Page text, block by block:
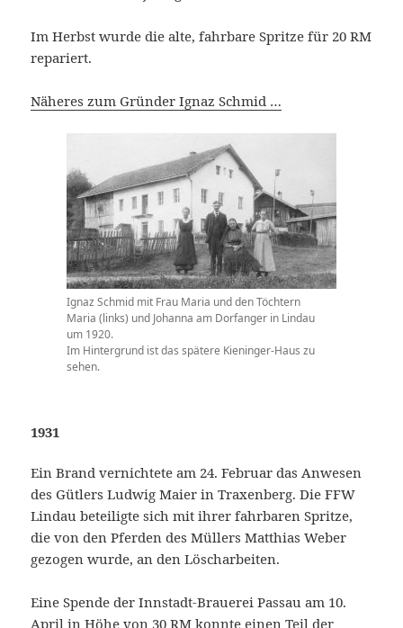
Im Herbst wurde die alte, fahrbare Spritze für 20 RM
repariert.
Näheres zum Gründer Ignaz Schmid …
Ignaz Schmid mit Frau Maria und den Töchtern
Maria (links) und Johanna am Dorfanger in Lindau
um 1920.
Im Hintergrund ist das spätere Kieninger-Haus zu
sehen.
1931
Ein Brand vernichtete am 24. Februar das Anwesen
des Gütlers Ludwig Maier in Traxenberg. Die FFW
Lindau beteiligte sich mit ihrer fahrbaren Spritze,
die von den Pferden des Müllers Matthias Weber
gezogen wurde, an den Löscharbeiten.
Eine Spende der Innstadt-Brauerei Passau am 10.
April in Höhe von 30 RM konnte einen Teil der